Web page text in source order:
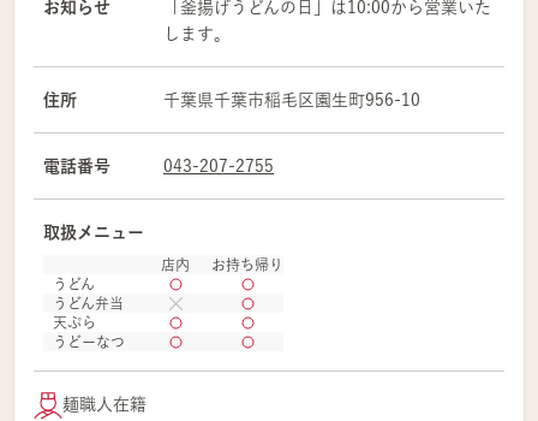
お知らせ
「釜揚げうどんの日」は10:00から営業いた
します。
住所 千葉県千葉市稲毛区 園生町956-10
電話番号 043-207-2755
取扱メニュー
店内
お持ち帰り
うどん
うどん弁当
天ぷら
うどーなつ
麺職人在籍